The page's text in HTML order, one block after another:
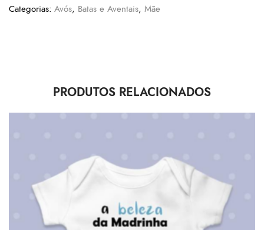
Categorias: Avós, Batas e Aventais, Mãe
PRODUTOS RELACIONADOS